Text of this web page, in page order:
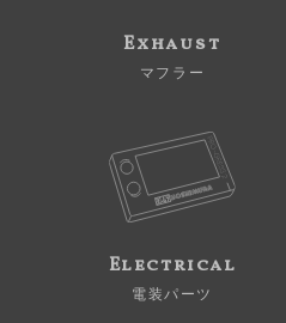
Exhaust
マフラー
Electrical
電装パーツ